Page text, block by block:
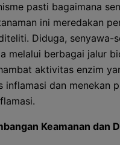
pasti bagaimana
ini meredakan
Diduga, senyawa-
melalui berbagai jalur
aktivitas enzim
inflamasi dan menekan
Keamanan dan